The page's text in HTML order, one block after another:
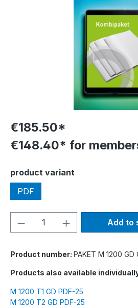
€185.50*
€148.40* for
Select
product variant
PDF
Product Quantity:Add to
Product number: PAKET M 1200 GD
Products also available
M 1200 T1 GD PDF-25
M 1200 T2 GD PDF-25